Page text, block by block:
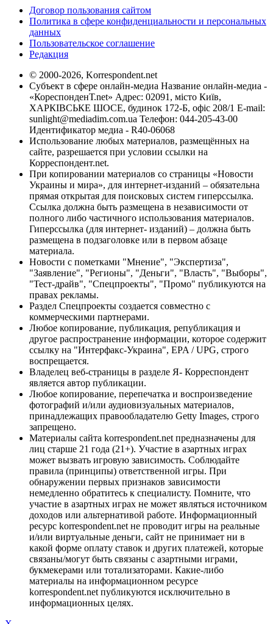
Договор пользования сайтом
Политика в сфере конфиденциальности и персональных
данных
Пользовательское соглашение
Редакция
© 2000-2026, Korrespondent.net
Субъект в сфере онлайн-медиа Название онлайн-медиа -
«КореспонденТ.net» Адрес: 02091, місто Київ,
ХАРКІВСЬКЕ ШОСЕ, будинок 172-Б, офіс 208/1 E-mail:
sunlight@mediadim.com.ua Телефон: 044-205-43-00
Идентификатор медиа - R40-06068
Использование любых материалов, размещённых на
сайте, разрешается при условии ссылки на
Корреспондент.net.
При копировании материалов со страницы «Новости
Украины и мира», для интернет-изданий – обязательна
прямая открытая для поисковых систем гиперссылка.
Ссылка должна быть размещена в независимости от
полного либо частичного использования материалов.
Гиперссылка (для интернет- изданий) – должна быть
размещена в подзаголовке или в первом абзаце
материала.
Новости с пометками "Мнение", "Экспертиза",
"Заявление", "Регионы", "Деньги", "Власть", "Выборы",
"Тест-драйв", "Спецпроекты", "Промо" публикуются на
правах рекламы.
Раздел Спецпроекты создается совместно с
коммерческими партнерами.
Любое копирование, публикация, републикация и
другое распространение информации, которое содержит
ссылку на "Интерфакс-Украина", EPA / UPG, строго
воспрещается.
Владелец веб-страницы в разделе Я- Корреспондент
является автор публикации.
Любое копирование, перепечатка и воспроизведение
фотографий и/или аудиовизуальных материалов,
принадлежащих правообладателю Getty Images, строго
запрещено.
Материалы сайта korrespondent.net предназначены для
лиц старше 21 года (21+). Участие в азартных играх
может вызвать игровую зависимость. Соблюдайте
правила (принципы) ответственной игры. При
обнаружении первых признаков зависимости
немедленно обратитесь к специалисту. Помните, что
участие в азартных играх не может являться источником
доходов или альтернативой работе. Информационный
ресурс korrespondent.net не проводит игры на реальные
и/или виртуальные деньги, сайт не принимает ни в
какой форме оплату ставок и других платежей, которые
связаны/могут быть связаны с азартными играми,
букмекерами или тотализаторами. Какие-либо
материалы на информационном ресурсе
korrespondent.net публикуются исключительно в
информационных целях.